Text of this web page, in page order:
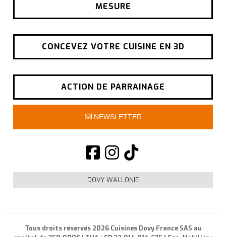
MESURE
CONCEVEZ VOTRE CUISINE EN 3D
ACTION DE PARRAINAGE
NEWSLETTER
DOVY WALLONIE
Tous droits réservés 2026 Cuisines Dovy France SAS au